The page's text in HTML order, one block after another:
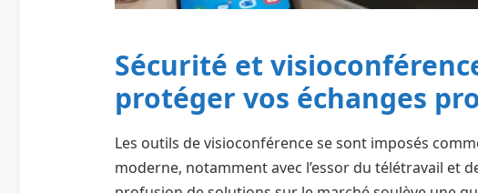
Sécurité et
protéger vos échanges
Les outils de visioconférence se sont imposés
moderne, notamment avec l’essor du télétravail et